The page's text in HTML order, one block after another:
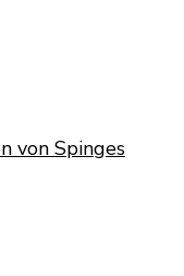
von Spinges